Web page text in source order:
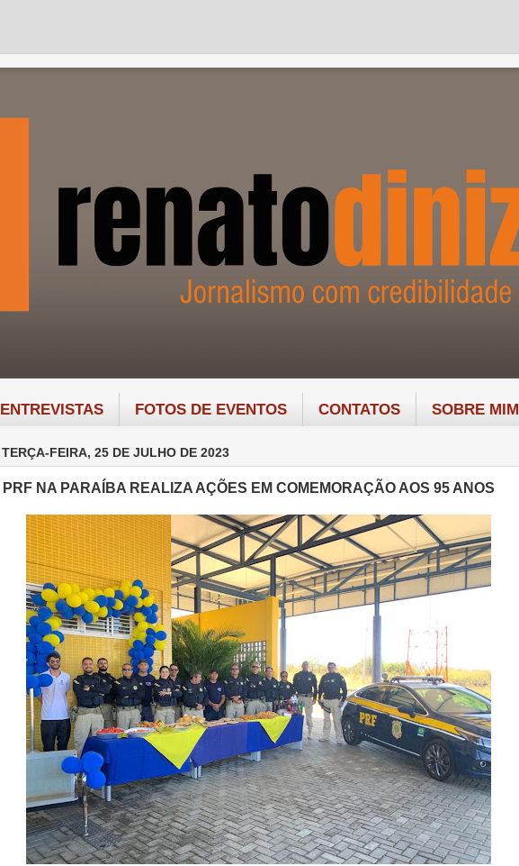
ENTREVISTAS FOTOS DE EVENTOS CONTATOS SOBRE MIM
TERÇA-FEIRA, 25 DE JULHO DE 2023
PRF NA PARAÍBA REALIZA AÇÕES EM COMEMORAÇÃO AOS 95 ANOS